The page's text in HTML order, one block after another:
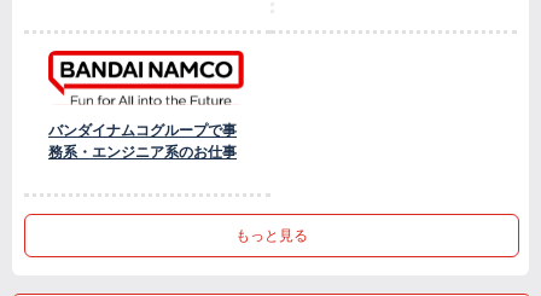
バンダイナムコグループで事
務系・エンジニア系のお仕事
もっと見る